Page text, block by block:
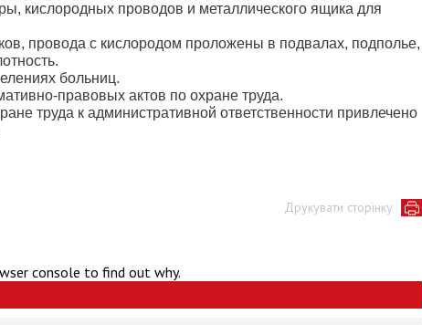
кислородных проводов и металлического ящика для
провода с кислородом проложены в подвалах, подполье,
больниц.
правовых актов по охране труда.
труда к административной ответственности привлечено
Друкувати сторінку
console to find out why.